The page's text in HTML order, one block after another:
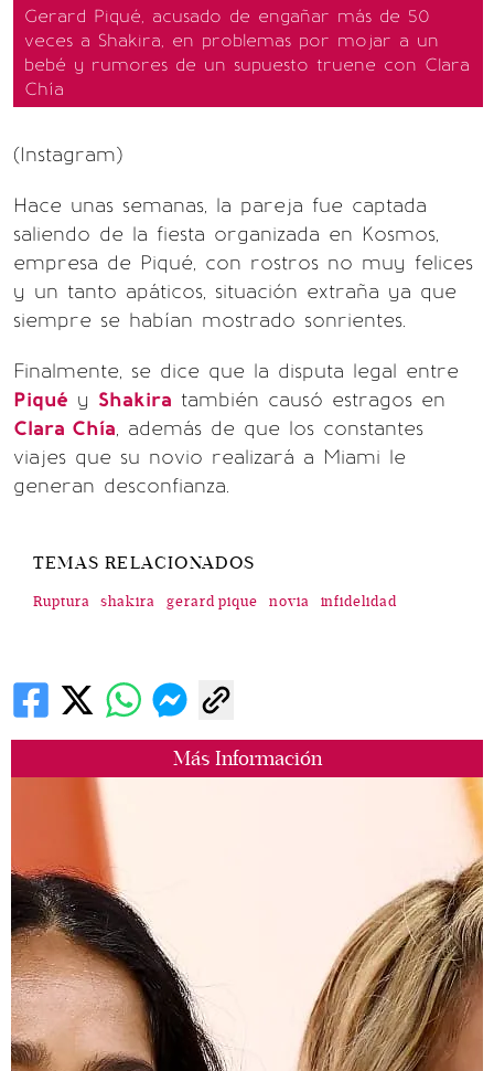
Más Información
Gerard Piqué, acusado de engañar más de 50
veces a Shakira, en problemas por mojar a un
bebé y rumores de un supuesto truene con Clara
Chía
(Instagram)
Hace unas semanas, la pareja fue captada
saliendo de la fiesta organizada en Kosmos,
empresa de Piqué, con rostros no muy felices
y un tanto apáticos, situación extraña ya que
siempre se habían mostrado sonrientes.
Finalmente, se dice que la disputa legal entre
Piqué y Shakira también causó estragos en
Clara Chía, además de que los constantes
viajes que su novio realizará a Miami le
generan desconfianza.
TEMAS RELACIONADOS
Ruptura shakira gerard pique novia infidelidad